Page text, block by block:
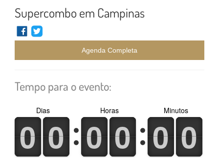
Supercombo em Campinas
Agenda Completa
Tempo para o evento:
0
0
1
1 0
0
1
1
Dias
0
0
1
1 0
0
1
1
Horas
0
0
1
1 0
0
1
1
Minutos